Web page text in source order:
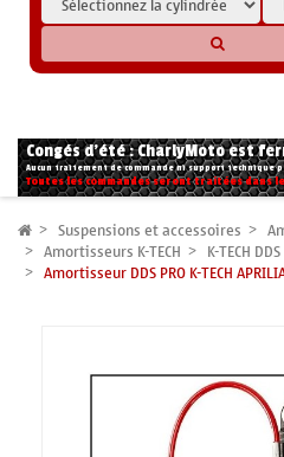
Congés d'été : CharlyMoto est
Aucun traitement de commande ni support technique
Toutes les commandes seront traitées
Suspensions et accessoires
Amortisseurs K-TECH K-TECH
Amortisseur DDS PRO K-TECH